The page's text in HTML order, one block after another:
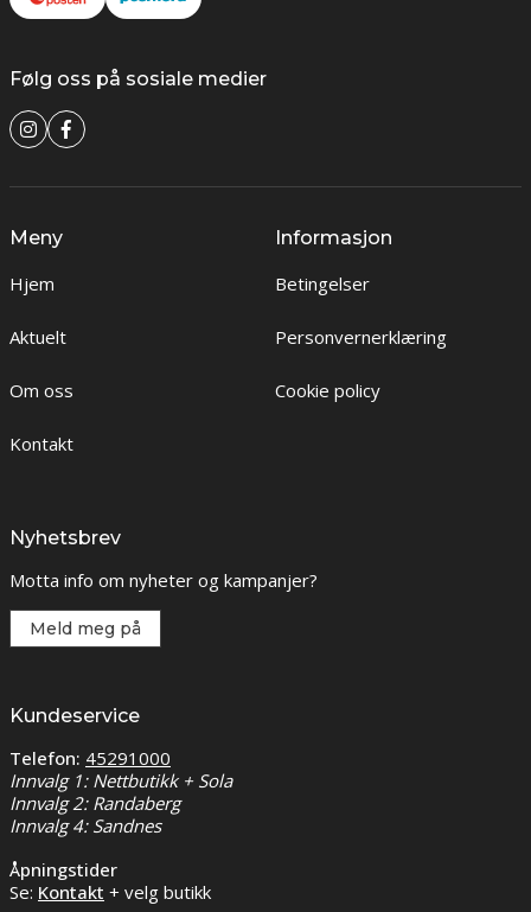
Følg oss på sosiale medier
Meny
Hjem
Aktuelt
Om oss
Kontakt
Informasjon
Betingelser
Personvernerklæring
Cookie policy
Nyhetsbrev
Motta info om nyheter og kampanjer?
Meld meg på
Kundeservice
Telefon: 45291000
Innvalg 1: Nettbutikk + Sola
Innvalg 2: Randaberg
Innvalg 4: Sandnes
Åpningstider
Se: Kontakt + velg butikk